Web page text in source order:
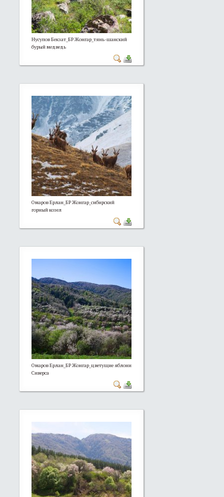
Нусупов Бекзат_БР Жонгар_тянь-шанский
бурый медведь
Омаров Ерлан_БР Жонгар_сибирский
горный козел
Омаров Ерлан_БР Жонгар_цветущие яблони
Сиверса